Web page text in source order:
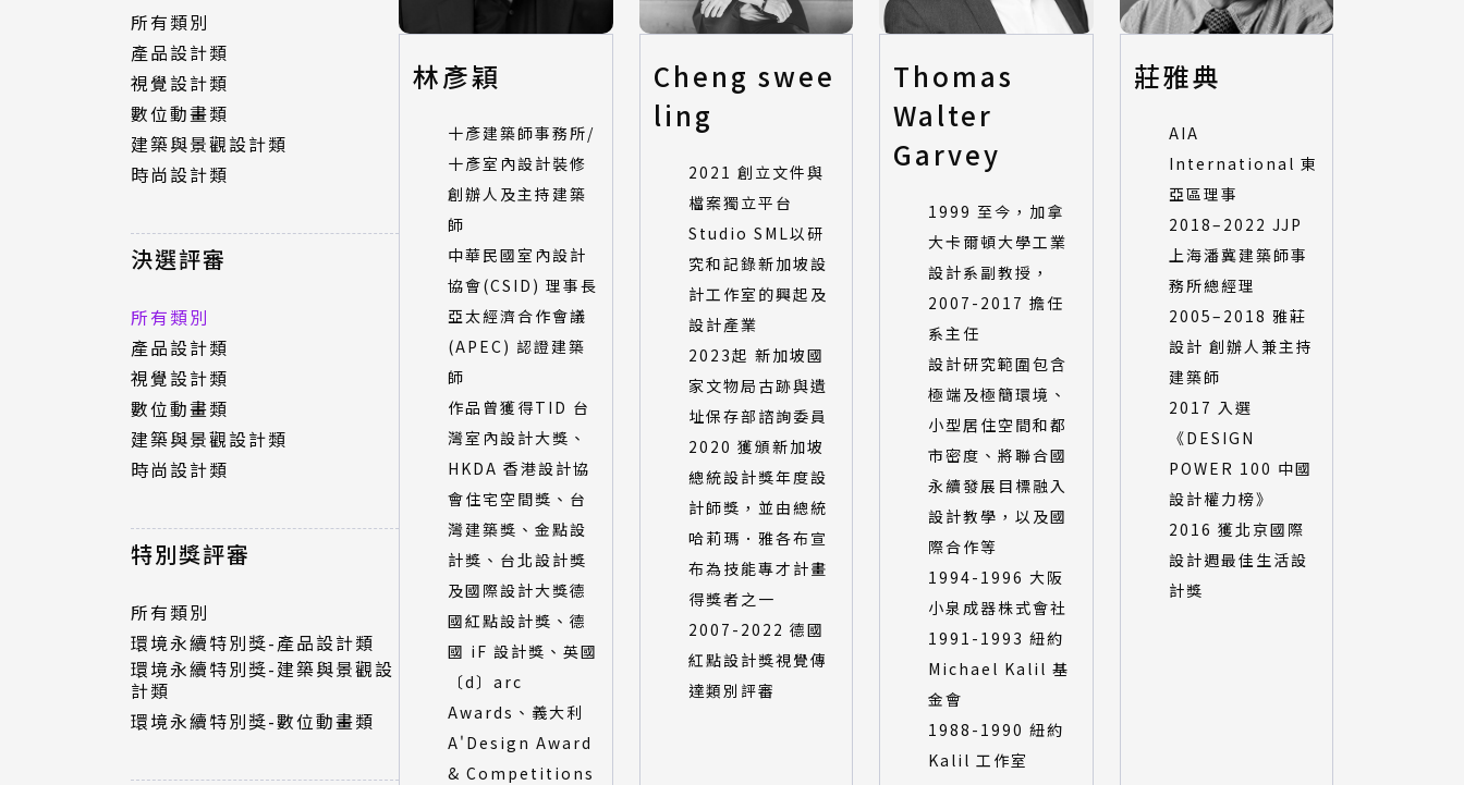
視覺設計類
數位動畫類
建築與景觀設計類
時尚設計類
決選評審
所有類別
產品設計類
視覺設計類
數位動畫類
建築與景觀設計類
時尚設計類
特別獎評審
所有類別
環境永續特別獎-產品設計類
環境永續特別獎-建築與景觀設
計類
環境永續特別獎-數位動畫類
所有類別
產品設計類
視覺設計類
數位動畫類
建築與景觀設計類
時尚設計類
決選評審
所有類別
產品設計類
視覺設計類
數位動畫類
建築與景觀設計類
時尚設計類
特別獎評審
所有類別
環境永續特別獎-產品設計類
環境永續特別獎-建築與景觀設
計類
環境永續特別獎-數位動畫類
林彥穎
十彥建築師事務所/
十彥室內設計裝修
創辦人及主持建築
師
中華民國室內設計
協會(CSID) 理事長
亞太經濟合作會議
(APEC) 認證建築
師
作品曾獲得TID 台
灣室內設計大獎、
HKDA 香港設計協
會住宅空間獎、台
灣建築獎、金點設
計獎、台北設計獎
及國際設計大獎德
國紅點設計獎、德
國 iF 設計獎、英國
〔d〕arc
Awards、義大利
A'Design Award
& Competitions
Cheng swee
ling
2021 創立文件與
檔案獨立平台
Studio SML以研
究和記錄新加坡設
計工作室的興起及
設計產業
2023起 新加坡國
家文物局古跡與遺
址保存部諮詢委員
2020 獲頒新加坡
總統設計獎年度設
計師獎，並由總統
哈莉瑪．雅各布宣
布為技能專才計畫
得獎者之一
2007-2022 德國
紅點設計獎視覺傳
達類別評審
Thomas
Walter
Garvey
1999 至今，加拿
大卡爾頓大學工業
設計系副教授，
2007-2017 擔任
系主任
設計研究範圍包含
極端及極簡環境、
小型居住空間和都
市密度、將聯合國
永續發展目標融入
設計教學，以及國
際合作等
1994-1996 大阪
小泉成器株式會社
1991-1993 紐約
Michael Kalil 基
金會
1988-1990 紐約
Kalil 工作室
莊雅典
AIA
International 東
亞區理事
2018–2022 JJP
上海潘冀建築師事
務所總經理
2005–2018 雅莊
設計 創辦人兼主持
建築師
2017 入選
《DESIGN
POWER 100 中國
設計權力榜》
2016 獲北京國際
設計週最佳生活設
計獎